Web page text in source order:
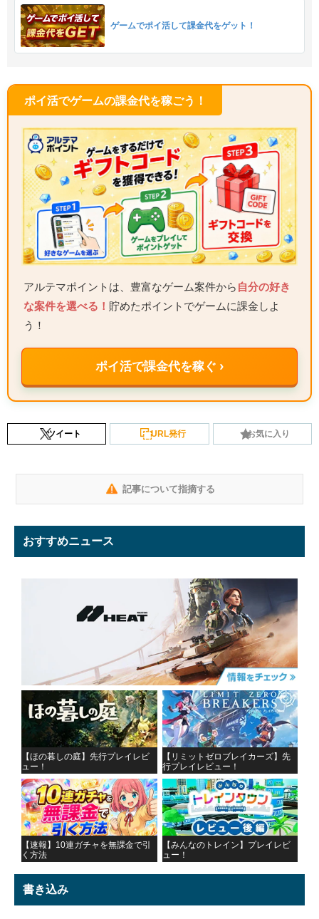
ゲームでポイ活して課金代をゲット！
ポイ活でゲームの課金代を稼ごう！
アルテマポイントは、豊富なゲーム案件から 自分の好き
な案件を選べる！ 貯めたポイントでゲームに課金しよ
う！
ポイ活で課金代を稼ぐ ›
ツイート URL発行 お気に入り
記事について指摘する
おすすめニュース
【ほの暮しの庭】先行プレイレビ
ュー！
【リミットゼロブレイカーズ】先
行プレイレビュー！
【速報】10連ガチャを無課金で引
く方法
【みんなのトレイン】プレイレビ
ュー！
書き込み